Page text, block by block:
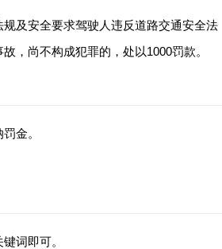
及安全要求驾驶人违反道路交通安全法
，尚不构成犯罪的，处以1000罚款。
金。
词即可。